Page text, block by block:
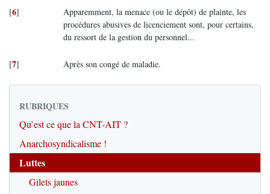
[6]
Apparemment, la menace (ou le dépôt) de plainte, les
procédures abusives de licenciement sont, pour certains,
du ressort de la gestion du personnel...
[7] Après son congé de maladie.
RUBRIQUES
Qu’est ce que la CNT-AIT ?
Anarchosyndicalisme !
Luttes
Gilets jaunes